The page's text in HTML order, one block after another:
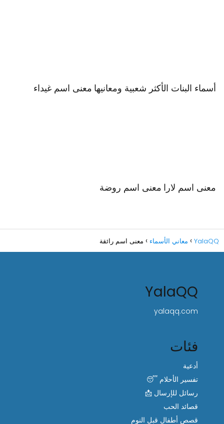
أسماء البنات الأكثر شعبية ومعانيها معنى اسم غيداء
معنى اسم لارا معنى اسم روضة
YalaQQ معاني الأسماء معنى اسم رائقة
YalaQQ
yalaqq.com
فئات
أدعية
تفسير الأحلام 😴
رسائل للإرسال 📩
قصائد الحب
قصص أطفال قبل النوم